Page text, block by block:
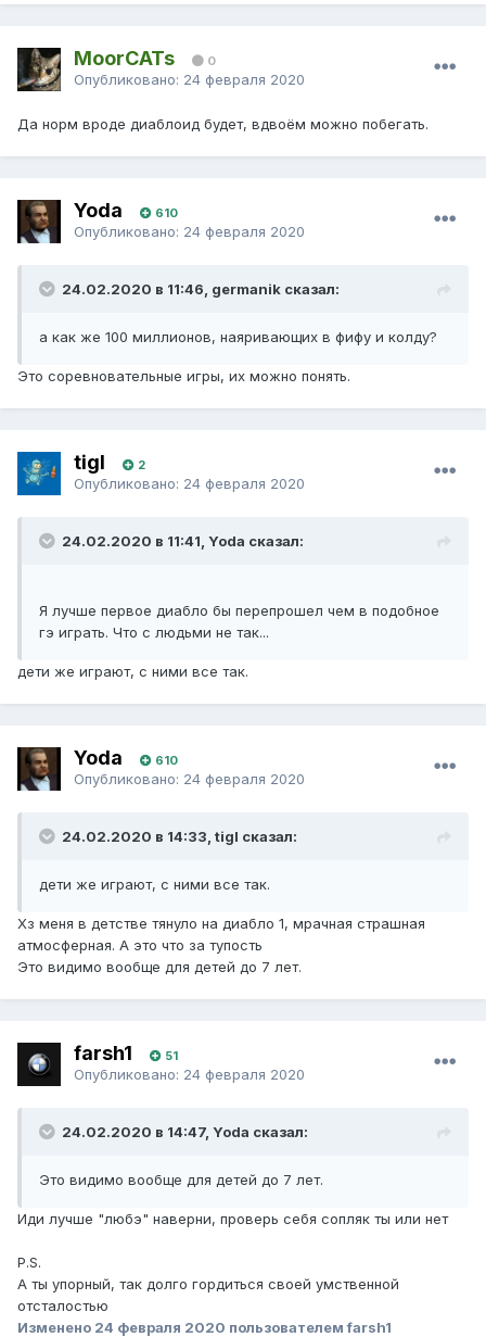
MoorCATs 0
Опубликовано: 24 февраля 2020
Да норм вроде диаблоид будет, вдвоём можно побегать.
Yoda 610
Опубликовано: 24 февраля 2020
24.02.2020 в 11:46, germanik сказал:
а как же 100 миллионов, наяривающих в фифу и колду?
Это соревновательные игры, их можно понять.
tigI 2
Опубликовано: 24 февраля 2020
24.02.2020 в 11:41, Yoda сказал:
Я лучше первое диабло бы перепрошел чем в подобное
гэ играть. Что с людьми не так...
дети же играют, с ними все так.
Yoda 610
Опубликовано: 24 февраля 2020
24.02.2020 в 14:33, tigI сказал:
дети же играют, с ними все так.
Хз меня в детстве тянуло на диабло 1, мрачная страшная
атмосферная. А это что за тупость
Это видимо вообще для детей до 7 лет.
farsh1 51
Опубликовано: 24 февраля 2020
24.02.2020 в 14:47, Yoda сказал:
Это видимо вообще для детей до 7 лет.
Иди лучше "любэ" наверни, проверь себя сопляк ты или нет
P.S.
А ты упорный, так долго гордиться своей умственной
отсталостью
Изменено 24 февраля 2020 пользователем farsh1